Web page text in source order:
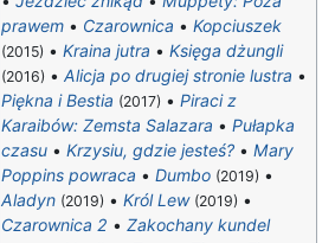
prawem • Czarownica • Kopciuszek
(2015) • Kraina jutra • Księga dżungli
(2016) • Alicja po drugiej stronie lustra •
Piękna i Bestia (2017) • Piraci z
Karaibów: Zemsta Salazara • Pułapka
czasu • Krzysiu, gdzie jesteś? • Mary
Poppins powraca • Dumbo (2019) •
Aladyn (2019) • Król Lew (2019) •
Czarownica 2 • Zakochany kundel